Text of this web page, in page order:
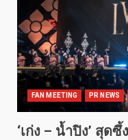
FAN MEETING PR NEWS
‘เก่ง – น้ำปิง’ สุด